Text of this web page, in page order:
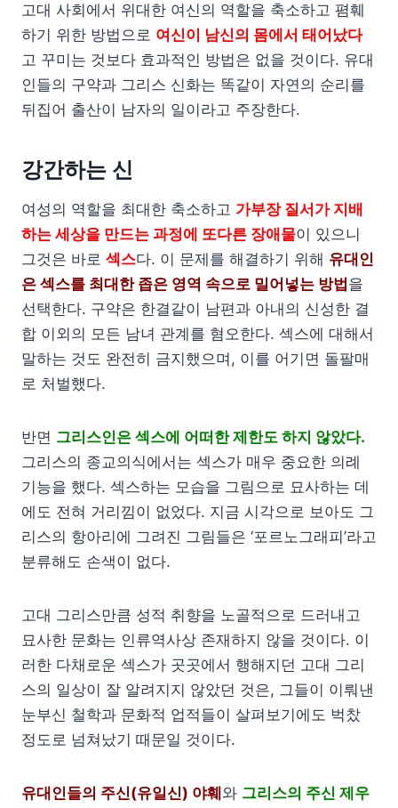
고대 사회에서 위대한 여신의 역할을 축소하고 폄훼
하기 위한 방법으로 여신이 남신의 몸에서 태어났다
고 꾸미는 것보다 효과적인 방법은 없을 것이다. 유대
인들의 구약과 그리스 신화는 똑같이 자연의 순리를
뒤집어 출산이 남자의 일이라고 주장한다.
강간하는 신
여성의 역할을 최대한 축소하고 가부장 질서가 지배
하는 세상을 만드는 과정에 또다른 장애물이 있으니
그것은 바로 섹스다. 이 문제를 해결하기 위해 유대인
은 섹스를 최대한 좁은 영역 속으로 밀어넣는 방법 을
선택한다. 구약은 한결같이 남편과 아내의 신성한 결
합 이외의 모든 남녀 관계를 혐오한다. 섹스에 대해서
말하는 것도 완전히 금지했으며, 이를 어기면 돌팔매
로 처벌했다.
반면 그리스인은 섹스에 어떠한 제한도 하지 않았다.
그리스의 종교의식에서는 섹스가 매우 중요한 의례
기능을 했다. 섹스하는 모습을 그림으로 묘사하는 데
에도 전혀 거리낌이 없었다. 지금 시각으로 보아도 그
리스의 항아리에 그려진 그림들은 ‘포르노그래피’라고
분류해도 손색이 없다.
고대 그리스만큼 성적 취향을 노골적으로 드러내고
묘사한 문화는 인류역사상 존재하지 않을 것이다. 이
러한 다채로운 섹스가 곳곳에서 행해지던 고대 그리
스의 일상이 잘 알려지지 않았던 것은, 그들이 이뤄낸
눈부신 철학과 문화적 업적들이 살펴보기에도 벅찼
정도로 넘쳐났기 때문일 것이다.
유대인들의 주신(유일신) 야훼 와 그리스의 주신 제우